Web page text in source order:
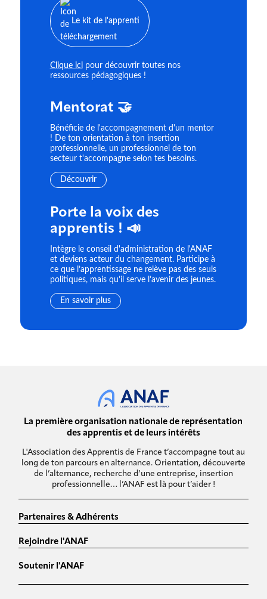
Le kit de l'apprenti
Clique icipour découvrir toutes nos
ressources pédagogiques !
Mentorat 🤝
Bénéficie de l'accompagnement d'un mentor
! De ton orientation à ton insertion
professionnelle, un professionnel de ton
secteur t'accompagne selon tes besoins.
Découvrir
Porte la voix des
apprentis ! 📣
Intègre le conseil d'administration de l'ANAF
et deviens acteur du changement. Participe à
ce que l’apprentissage ne relève pas des seuls
politiques, mais qu’il serve l’avenir des jeunes.
En savoir plus
La première organisation nationale de représentation
des apprentis et de leurs intérêts
L'Association des Apprentis de France t’accompagne tout au
long de ton parcours en alternance. Orientation, découverte
de l’alternance, recherche d’une entreprise, insertion
professionnelle… l’ANAF est là pour t’aider !
Partenaires & Adhérents
Rejoindre l'ANAF
Soutenir l'ANAF